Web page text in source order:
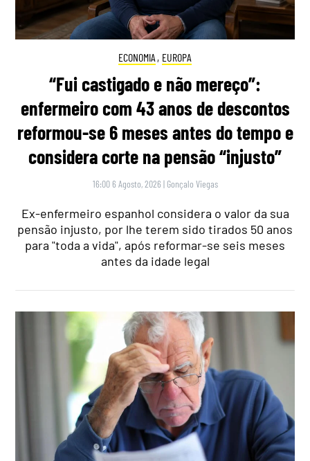
ECONOMIA , EUROPA
“Fui castigado e não mereço”:
enfermeiro com 43 anos de descontos
reformou-se 6 meses antes do tempo e
considera corte na pensão “injusto”
16:00 6 Agosto, 2026 | Gonçalo Viegas
Ex-enfermeiro espanhol considera o valor da sua
pensão injusto, por lhe terem sido tirados 50 anos
para "toda a vida", após reformar-se seis meses
antes da idade legal